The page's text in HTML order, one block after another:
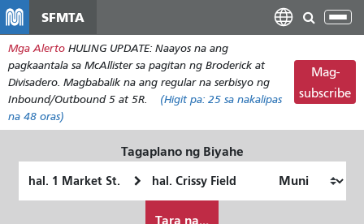
pangunahing
nilalaman
SFMTA
I-
ang
Mga Alerto HULING UPDATE: Naayos na ang
pagkaantala sa McAllister sa pagitan ng Broderick at
Divisadero. Magbabalik na ang regular na serbisyo ng
Inbound/Outbound 5 at 5R.
(Higit pa: 25 sa nakalipas
na 48 oras)
Mag-
subscribe
Tagaplano ng Biyahe
Tara na...